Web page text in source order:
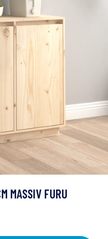
MASSIV FURU